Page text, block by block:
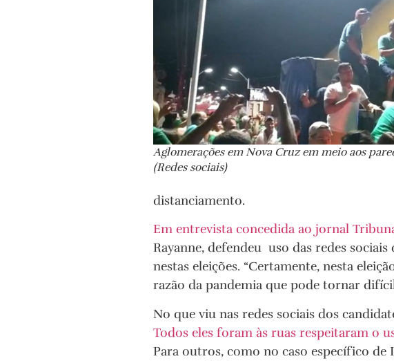
Aglomerações em Nova Cruz em meio aos
(Redes sociais)
distanciamento.
Em entrevista concedida ao jornal
Rayanne, defendeu uso das redes
nestas eleições. “Certamente, nesta
razão da pandemia que pode tornar
No que viu nas redes sociais dos
Todos eles foram às ruas respeitaram o
Para outros, como no caso específico de